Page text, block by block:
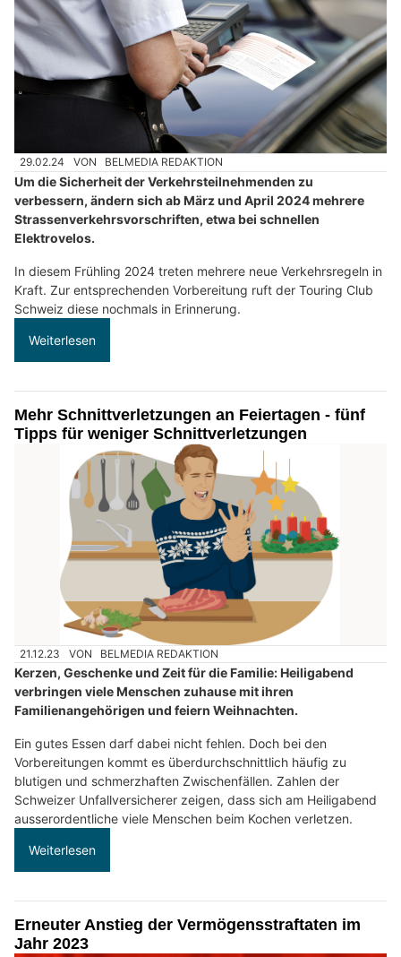
29.02.24 VON BELMEDIA REDAKTION
Um die Sicherheit der Verkehrsteilnehmenden zu
verbessern, ändern sich ab März und April 2024 mehrere
Strassenverkehrsvorschriften, etwa bei schnellen
Elektrovelos.
In diesem Frühling 2024 treten mehrere neue Verkehrsregeln in
Kraft. Zur entsprechenden Vorbereitung ruft der Touring Club
Schweiz diese nochmals in Erinnerung.
Weiterlesen
Mehr Schnittverletzungen an Feiertagen - fünf
Tipps für weniger Schnittverletzungen
21.12.23 VON BELMEDIA REDAKTION
Kerzen, Geschenke und Zeit für die Familie: Heiligabend
verbringen viele Menschen zuhause mit ihren
Familienangehörigen und feiern Weihnachten.
Ein gutes Essen darf dabei nicht fehlen. Doch bei den
Vorbereitungen kommt es überdurchschnittlich häufig zu
blutigen und schmerzhaften Zwischenfällen. Zahlen der
Schweizer Unfallversicherer zeigen, dass sich am Heiligabend
ausserordentliche viele Menschen beim Kochen verletzen.
Weiterlesen
Erneuter Anstieg der Vermögensstraftaten im
Jahr 2023